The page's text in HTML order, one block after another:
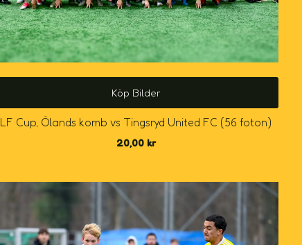
Köp Bilder
LF Cup, Ölands komb vs Tingsryd United FC (56 foton)
20,00 kr